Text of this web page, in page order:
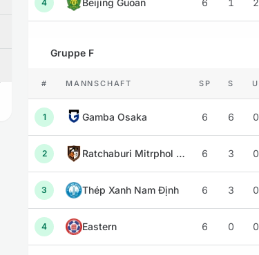
4 Beijing Guoan 6 1 2
Gruppe F
# MANNSCHAFT SP S U
1 Gamba Osaka 6 6 0
2 Ratchaburi Mitrphol FC 6 3 0
3 Thép Xanh Nam Định 6 3 0
4 Eastern 6 0 0